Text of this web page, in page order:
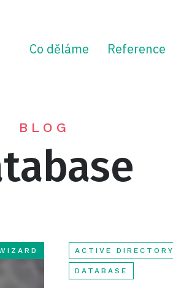
Co děláme Reference
BLOG
ACTIVE DIRECTORY
DATABASE